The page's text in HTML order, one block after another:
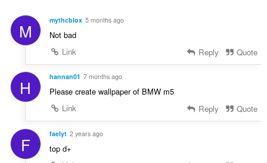
M mythcblox 5 months ago
Not bad
Link
Reply Quote
H hannan01 7 months ago
Please create wallpaper of BMW m5
Link
Reply Quote
F faelyt 2 years ago
top d+